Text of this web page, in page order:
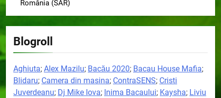
România (SAR)
Blogroll
Aghiuta; Alex Mazilu; Bacău 2020; Bacau House Mafia;
Blidaru; Camera din masina; ContraSENS; Cristi
Juverdeanu; Dj Mike Iova; Inima Bacaului; Kaysha; Liviu